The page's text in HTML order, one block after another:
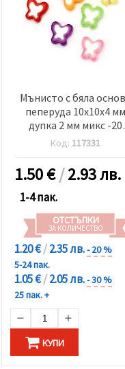
Мънисто с бяла
пеперуда 10x10x4 мм
дупка 2 мм микс -20
грама ~ 71 броя
Код: 117331
1.50€/2.93 лв.
1-4 пак.
ОТСТЪПКИ
ЗА КОЛИЧЕСТВО
1.20 €/2.35 лв.- 20 %
5-24 пак.
1.05 €/2.05 лв.- 30 %
25 пак. +
КУПИ